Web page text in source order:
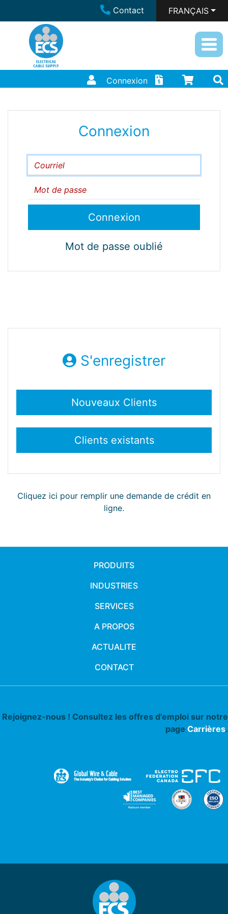
Contact FRANÇAIS
Connexion
Connexion
Courriel
Mot de passe
Mot de passe oublié
S'enregistrer
Cliquez ici pour remplir une demande de crédit en
ligne.
PRODUITS
INDUSTRIES
SERVICES
A PROPOS
ACTUALITE
CONTACT
Rejoignez-nous ! Consultez les offres d'emploi sur notre
page Carrières.